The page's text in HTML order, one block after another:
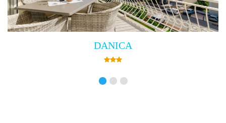
Villa Empress